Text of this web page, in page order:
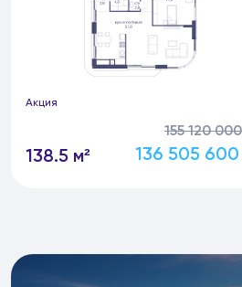
Акция
138.5 м²
155 120
136 505